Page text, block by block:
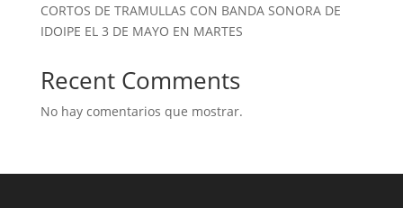
CORTOS DE TRAMULLAS CON BANDA SONORA DE
IDOIPE EL 3 DE MAYO EN MARTES
Recent Comments
No hay comentarios que mostrar.